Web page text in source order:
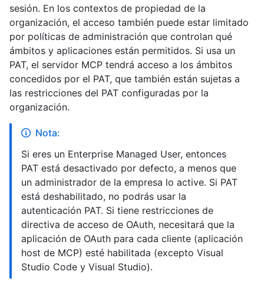
sesión. En los contextos de propiedad de la
organización, el acceso también puede estar limitado
por políticas de administración que controlan qué
ámbitos y aplicaciones están permitidos. Si usa un
PAT, el servidor MCP tendrá acceso a los ámbitos
concedidos por el PAT, que también están sujetas a
las restricciones del PAT configuradas por la
organización.
Nota:
Si eres un Enterprise Managed User, entonces
PAT está desactivado por defecto, a menos que
un administrador de la empresa lo active. Si PAT
está deshabilitado, no podrás usar la
autenticación PAT. Si tiene restricciones de
directiva de acceso de OAuth, necesitará que la
aplicación de OAuth para cada cliente (aplicación
host de MCP) esté habilitada (excepto Visual
Studio Code y Visual Studio).